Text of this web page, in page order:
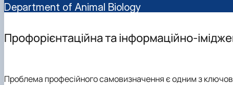
Department of Animal Biology
Профорієнтаційна та інформаційно-
Проблема професійного самовизначення є однимз